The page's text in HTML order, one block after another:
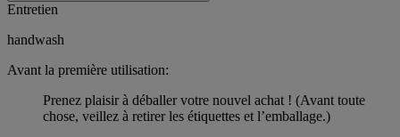
Entretien
handwash
Avant la première utilisation:
Prenez plaisir à déballer votre nouvel achat ! (Avant toute
chose, veillez à retirer les étiquettes et l’emballage.)